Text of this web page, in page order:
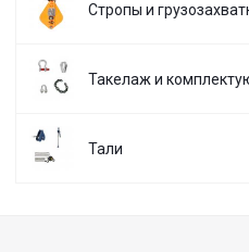
Стропы и
Такелаж и
Тали